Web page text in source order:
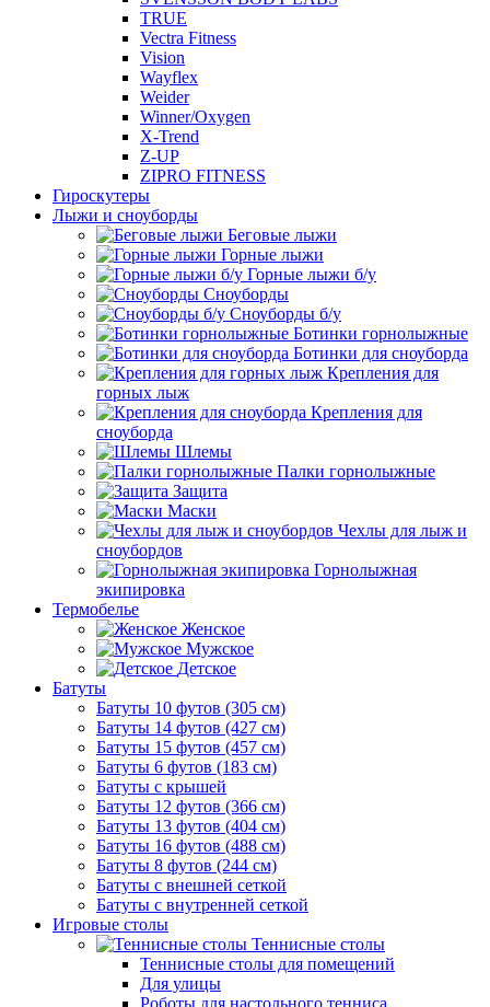
TRUE
Vectra Fitness
Vision
Wayflex
Weider
Winner/Oxygen
X-Trend
Z-UP
ZIPRO FITNESS
Гироскутеры
Лыжи и сноуборды
Беговые лыжи
Горные лыжи
Горные лыжи б/у
Сноуборды
Сноуборды б/у
Ботинки горнолыжные
Ботинки для сноуборда
Крепления для
горных лыж
Крепления для
сноуборда
Шлемы
Палки горнолыжные
Защита
Маски
Чехлы для лыж и
сноубордов
Горнолыжная
экипировка
Термобелье
Женское
Мужское
Детское
Батуты
Батуты 10 футов (305 см)
Батуты 14 футов (427 см)
Батуты 15 футов (457 см)
Батуты 6 футов (183 см)
Батуты с крышей
Батуты 12 футов (366 см)
Батуты 13 футов (404 см)
Батуты 16 футов (488 см)
Батуты 8 футов (244 см)
Батуты с внешней сеткой
Батуты с внутренней сеткой
Игровые столы
Теннисные столы
Теннисные столы для помещений
Для улицы
Роботы для настольного тенниса